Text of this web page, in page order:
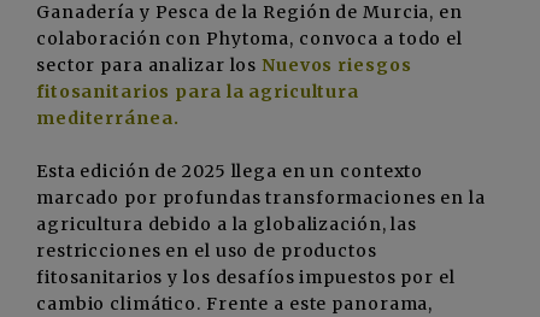
Ganadería y Pesca de la Región de Murcia, en
colaboración con Phytoma, convoca a todo el
sector para analizar losNuevos riesgos
fitosanitarios para la agricultura
mediterránea.
Esta edición de 2025 llega en un contexto
marcado por profundas transformaciones en la
agricultura debido a la globalización, las
restricciones en el uso de productos
fitosanitarios y los desafíos impuestos por el
cambio climático. Frente a este panorama,